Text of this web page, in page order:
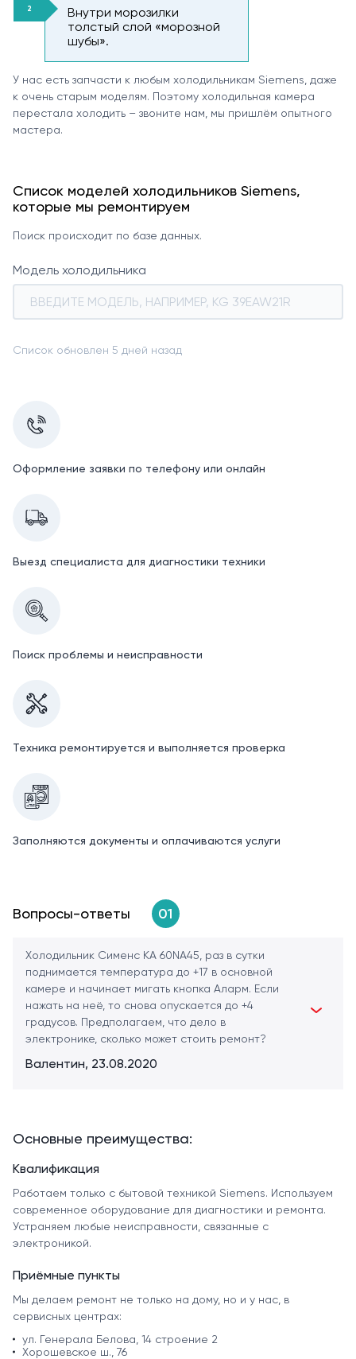
Внутри морозилки
толстый слой «морозной
шубы».
У нас есть запчасти к любым холодильникам Siemens, даже
к очень старым моделям. Поэтому холодильная камера
перестала холодить – звоните нам, мы пришлём опытного
мастера.
Список моделей холодильников Siemens,
которые мы ремонтируем
Поиск происходит по базе данных.
Модель холодильника
Список обновлен 5 дней назад
Оформление заявки по телефону или онлайн
Выезд специалиста для диагностики техники
Поиск проблемы и неисправности
Техника ремонтируется и выполняется проверка
Заполняются документы и оплачиваются услуги
Вопросы-ответы 01
Холодильник Сименс KA 60NA45, раз в сутки
поднимается температура до +17 в основной
камере и начинает мигать кнопка Аларм. Если
нажать на неё, то снова опускается до +4
градусов. Предполагаем, что дело в
электронике, сколько может стоить ремонт?
Валентин, 23.08.2020
Основные преимущества:
Квалификация
Работаем только с бытовой техникой Siemens. Используем
современное оборудование для диагностики и ремонта.
Устраняем любые неисправности, связанные с
электроникой.
Приёмные пункты
Мы делаем ремонт не только на дому, но и у нас, в
сервисных центрах:
ул. Генерала Белова, 14 строение 2
Хорошевское ш., 76